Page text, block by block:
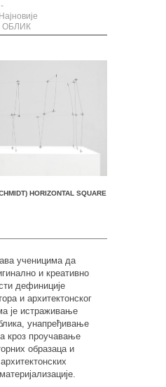
Најновије
ОБЛИК
HORIZONTAL SQUARE
ученицима да
и креативно
дефиниције
и архитектонског
је истраживање
унапређивање
кроз проучавање
образаца и